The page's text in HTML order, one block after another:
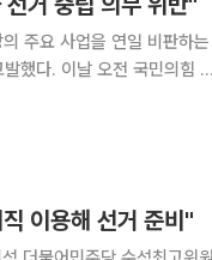
주요 사업을 연일 비판하는
의힘 서
이용해 선거 준비"